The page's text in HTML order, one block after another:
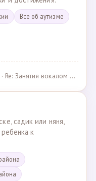
Все об аутизме
· Re: Занятия вокалом и танцами для подростков с мент… · 12.03.2025
садик или няня,
к